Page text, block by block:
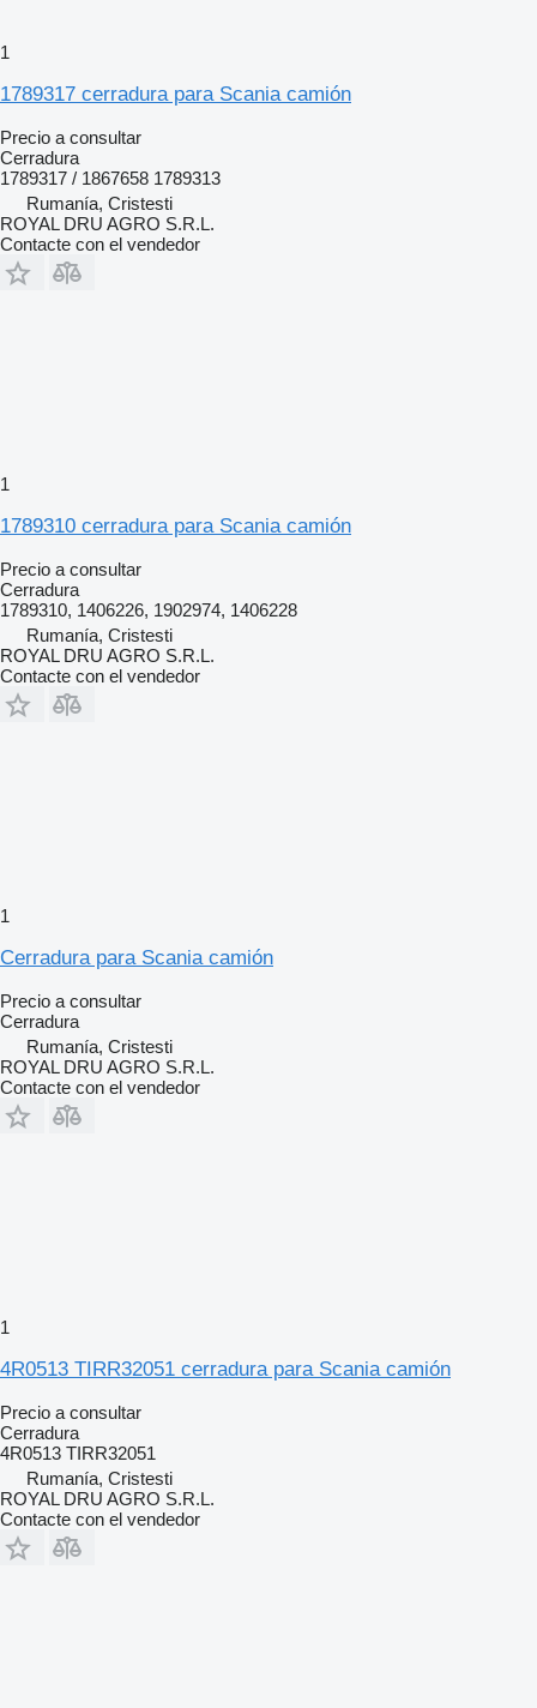
1
1789317 cerradura para Scania camión
Precio a consultar
Cerradura
1789317 / 1867658 1789313
Rumanía, Cristesti
ROYAL DRU AGRO S.R.L.
Contacte con el vendedor
1
1789310 cerradura para Scania camión
Precio a consultar
Cerradura
1789310, 1406226, 1902974, 1406228
Rumanía, Cristesti
ROYAL DRU AGRO S.R.L.
Contacte con el vendedor
1
Cerradura para Scania camión
Precio a consultar
Cerradura
Rumanía, Cristesti
ROYAL DRU AGRO S.R.L.
Contacte con el vendedor
1
4R0513 TIRR32051 cerradura para Scania camión
Precio a consultar
Cerradura
4R0513 TIRR32051
Rumanía, Cristesti
ROYAL DRU AGRO S.R.L.
Contacte con el vendedor